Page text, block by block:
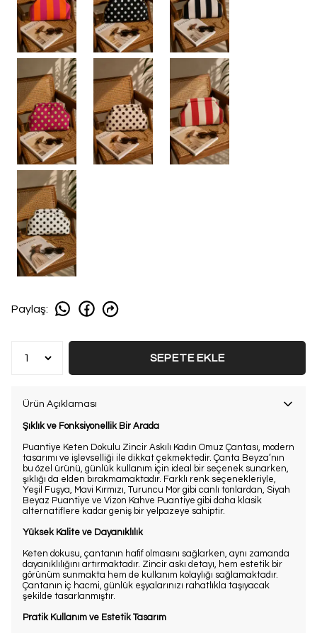
Paylaş:
SEPETE EKLE
Ürün Açıklaması
Şıklık ve Fonksiyonellik Bir Arada
Puantiye Keten Dokulu Zincir Askılı Kadın Omuz Çantası, modern
tasarımı ve işlevselliği ile dikkat çekmektedir. Çanta Beyza’nın
bu özel ürünü, günlük kullanım için ideal bir seçenek sunarken,
şıklığı da elden bırakmamaktadır. Farklı renk seçenekleriyle,
Yeşil Fuşya, Mavi Kırmızı, Turuncu Mor gibi canlı tonlardan, Siyah
Beyaz Puantiye ve Vizon Kahve Puantiye gibi daha klasik
alternatiflere kadar geniş bir yelpazeye sahiptir.
Yüksek Kalite ve Dayanıklılık
Keten dokusu, çantanın hafif olmasını sağlarken, aynı zamanda
dayanıklılığını artırmaktadır. Zincir askı detayı, hem estetik bir
görünüm sunmakta hem de kullanım kolaylığı sağlamaktadır.
Çantanın iç hacmi, günlük eşyalarınızı rahatlıkla taşıyacak
şekilde tasarlanmıştır.
Pratik Kullanım ve Estetik Tasarım